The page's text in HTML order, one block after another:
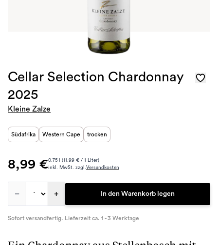
Cellar Selection Chardonnay
2025
Kleine Zalze
Südafrika Western Cape trocken
8,99 €0.75 l (11.99 € / 1 Liter)
inkl. MwSt. zzgl.Versandkosten
– + In den Warenkorb legen
Sofort versandfertig. Lieferzeit ca. 1 - 3 Werktage